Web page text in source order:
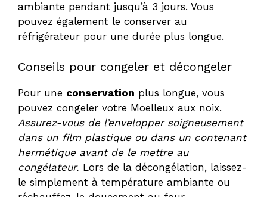
ambiante pendant jusqu’à 3 jours. Vous
pouvez également le conserver au
réfrigérateur pour une durée plus longue.
Conseils pour congeler et décongeler
Pour une conservation plus longue, vous
pouvez congeler votre Moelleux aux noix.
Assurez-vous de l’envelopper soigneusement
dans un film plastique ou dans un contenant
hermétique avant de le mettre au
congélateur. Lors de la décongélation, laissez-
le simplement à température ambiante ou